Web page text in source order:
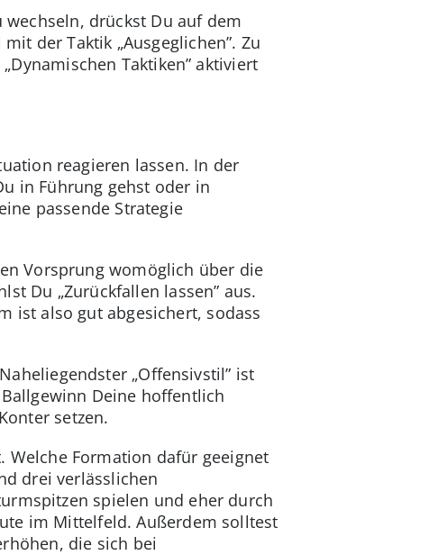
wechseln, drückst Du auf dem
der Taktik „Ausgeglichen”. Zu
Taktiken” aktiviert
reagieren lassen. In der
in Führung gehst oder in
passende Strategie
Vorsprung womöglich über die
Du „Zurückfallen lassen” aus.
ist also gut abgesichert, sodass
„Offensivstil” ist
Deine hoffentlich
setzen.
Welche Formation dafür geeignet
drei verlässlichen
spielen und eher durch
im Mittelfeld. Außerdem solltest
die sich bei